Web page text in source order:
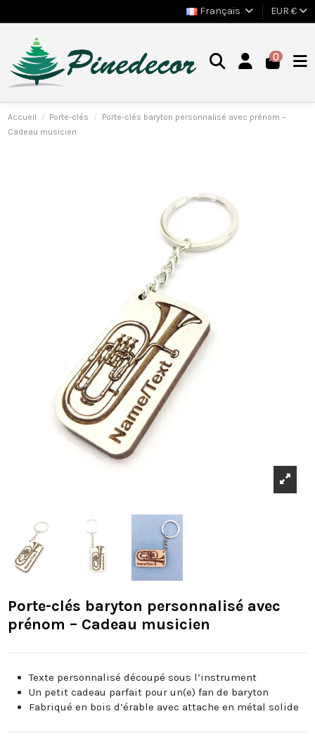
Français EUR €
0
Accueil Porte-clés
Porte-clés baryton personnalisé avec prénom –
Cadeau musicien
Porte-clés baryton personnalisé avec
prénom – Cadeau musicien
Texte personnalisé découpé sous l’instrument
Un petit cadeau parfait pour un(e) fan de baryton
Fabriqué en bois d’érable avec attache en métal solide